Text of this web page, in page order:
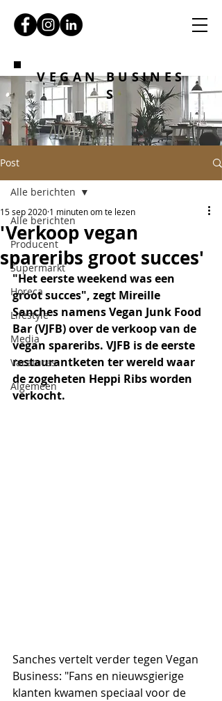
VEGAN BUSINES
S
Post
Alle berichten
Producent
Supermarkt
Horeca
Lifestyle
Media
Vacatures
Algemeen
Alle berichten
'Verkoop vegan
spareribs groot succes'
15 sep 2020 1 minuten om te lezen
"Het eerste weekend was een
groot succes", zegt Mireille
Sanches namens Vegan Junk Food
Bar (VJFB) over de verkoop van de
vegan spareribs. VJFB is de eerste
restaurantketen ter wereld waar
de zogeheten Heppi Ribs worden
verkocht.
Sanches vertelt verder tegen Vegan
Business: "Fans en nieuwsgierige
klanten kwamen speciaal voor de